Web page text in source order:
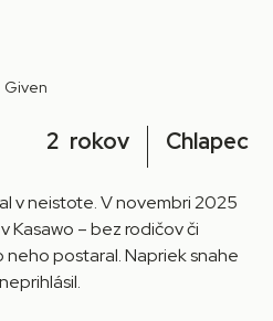
Given
2 rokov Chlapec
v neistote. V novembri 2025
Kasawo – bez rodičov či
postaral. Napriek snahe